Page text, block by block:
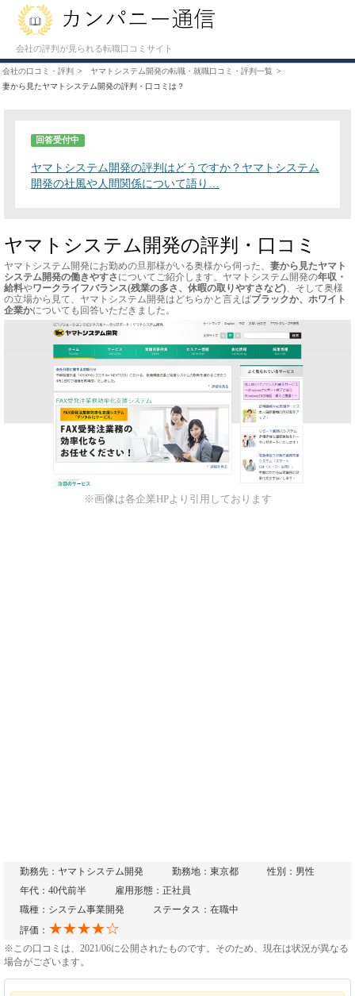
会社の評判が見られる転職口コミサイト
会社の口コミ・評判
ヤマトシステム開発の転職・就職口コミ・評判一覧
妻から見たヤマトシステム開発の評判・口コミは？
回答受付中
ヤマトシステム開発の評判はどうですか？ヤマトシステム
開発の社風や人間関係について語り…
ヤマトシステム開発の評判・口コミ
ヤマトシステム開発にお勤めの旦那様がいる奥様から伺った、 妻から見たヤマト
システム開発の働きやすさ についてご紹介します。ヤマトシステム開発の年収・
給料やワークライフバランス(残業の多さ、休暇の取りやすさなど)、そして奥様
の立場から見て、ヤマトシステム開発はどちらかと言えばブラックか、ホワイト
企業かについても回答いただきました。
※画像は各企業HPより引用しております
勤務先：ヤマトシステム開発 勤務地：東京都
性別：男性
年代：40代前半
雇用形態：正社員
職種：システム事業開発
ステータス：在職中
評価： ★★★★☆
※この口コミは、2021/06に公開されたものです。そのため、現在は状況が異なる
場合がございます。